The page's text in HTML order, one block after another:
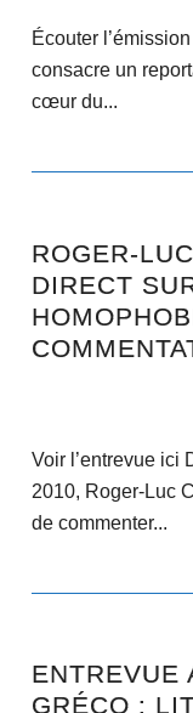
Écouter
consacre un
cœur du...
ROGER-
DIRECT
Voir l’entrevue ici
2010, Roger-Luc
de commenter...
ENTREVUE
GRÉCO :